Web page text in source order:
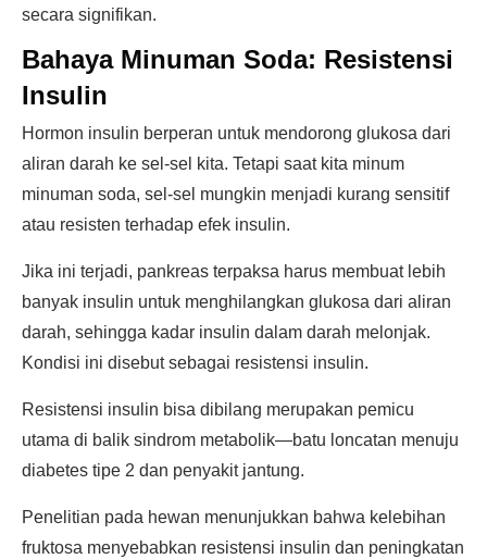
secara signifikan.
Bahaya Minuman Soda: Resistensi
Insulin
Hormon insulin berperan untuk mendorong glukosa dari
aliran darah ke sel-sel kita. Tetapi saat kita minum
minuman soda, sel-sel mungkin menjadi kurang sensitif
atau resisten terhadap efek insulin.
Jika ini terjadi, pankreas terpaksa harus membuat lebih
banyak insulin untuk menghilangkan glukosa dari aliran
darah, sehingga kadar insulin dalam darah melonjak.
Kondisi ini disebut sebagai resistensi insulin.
Resistensi insulin bisa dibilang merupakan pemicu
utama di balik sindrom metabolik—batu loncatan menuju
diabetes tipe 2 dan penyakit jantung.
Penelitian pada hewan menunjukkan bahwa kelebihan
fruktosa menyebabkan resistensi insulin dan peningkatan